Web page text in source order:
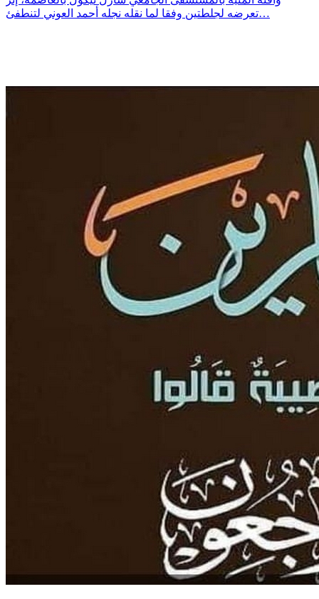
تعرضه لجلطتين وفقا لما نقله نجله أحمد العوني لتنطفئ…